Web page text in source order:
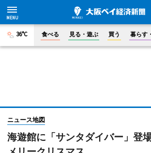
36°C 食べる 見る・遊ぶ 買う 暮らす
ニュース地図
海遊館に「サンタダイバー」登